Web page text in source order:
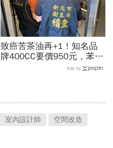
致癌苦茶油再+1！知名品
牌400CC要價950元，苯駢
芘卻超標3倍…賣出131瓶
Ads by
室內設計師
空間改造